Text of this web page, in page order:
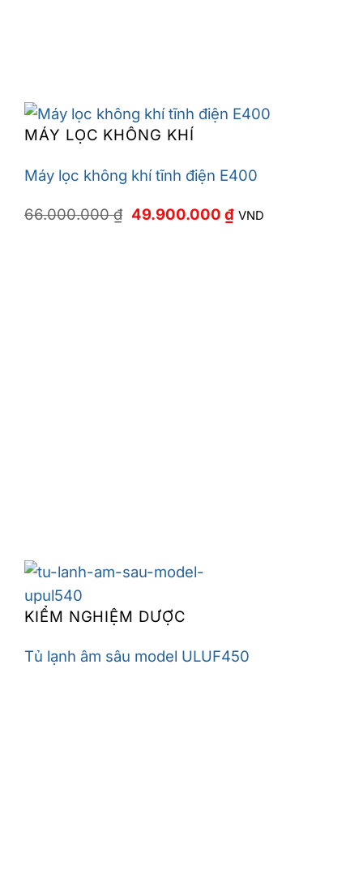
MÁY LỌC KHÔNG KHÍ
Máy lọc không khí tĩnh điện E400
66.000.000₫ Giá
49.900.000 ₫Giá
hiện
VND
KIỂM NGHIỆM DƯỢC
Tủ lạnh âm sâu model ULUF450